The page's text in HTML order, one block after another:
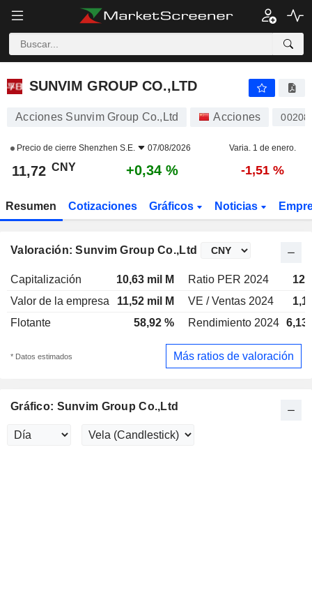
SUNVIM GROUP CO.,LTD
SUNVIM GROUP CO.,LTD
Acciones Sunvim Group Co.,Ltd Acciones
Precio de cierre Shenzhen S.E. 07/08/2026 Varia. 1 de enero.
11,72 CNY +0,34 % -1,51 %
Resumen Cotizaciones Gráficos Noticias
Valoración: Sunvim Group Co.,Ltd
Capitalización 10,63 mil M Ratio PER 2024
Valor de la empresa
11,52 mil M VE / Ventas 2024
Flotante
58,92 % Rendimiento 2024 6,13
* Datos estimados Más ratios de valoración
Gráfico: Sunvim Group Co.,Ltd